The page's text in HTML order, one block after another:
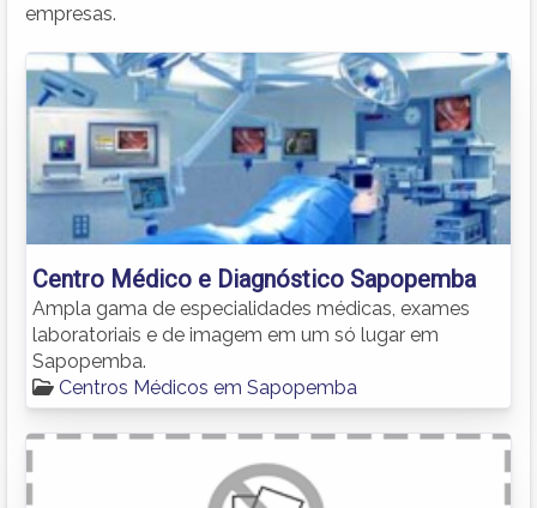
empresas.
Centro Médico e Diagnóstico Sapopemba
Ampla gama de especialidades médicas, exames
laboratoriais e de imagem em um só lugar em
Sapopemba.
Centros Médicos em Sapopemba